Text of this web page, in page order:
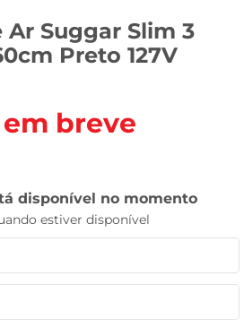
Suggar Slim 3
Preto 127V
breve